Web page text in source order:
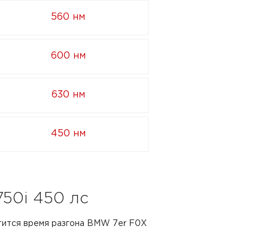
560 нм
600 нм
630 нм
450 нм
450 лс
время разгона BMW 7er F0X